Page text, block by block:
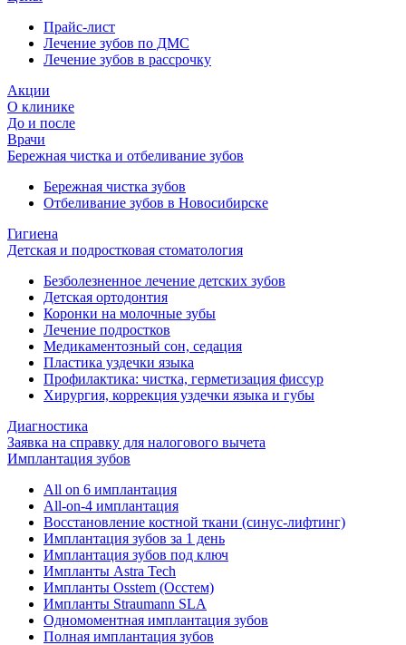
Прайс-лист
Лечение зубов по ДМС
Лечение зубов в рассрочку
Акции
О клинике
До и после
Врачи
Бережная чистка и отбеливание зубов
Бережная чистка зубов
Отбеливание зубов в Новосибирске
Гигиена
Детская и подростковая стоматология
Безболезненное лечение детских зубов
Детская ортодонтия
Коронки на молочные зубы
Лечение подростков
Медикаментозный сон, седация
Пластика уздечки языка
Профилактика: чистка, герметизация фиссур
Хирургия, коррекция уздечки языка и губы
Диагностика
Заявка на справку для налогового вычета
Имплантация зубов
All on 6 имплантация
All-on-4 имплантация
Восстановление костной ткани (синус-лифтинг)
Имплантация зубов за 1 день
Имплантация зубов под ключ
Импланты Astra Tech
Импланты Osstem (Осстем)
Импланты Straumann SLA
Одномоментная имплантация зубов
Полная имплантация зубов